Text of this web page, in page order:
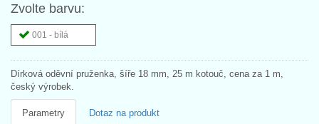
Zvolte barvu:
001 - bílá
Dírková oděvní pruženka, šíře 18 mm, 25 m kotouč, cena za 1 m,
český výrobek.
Parametry Dotaz na produkt